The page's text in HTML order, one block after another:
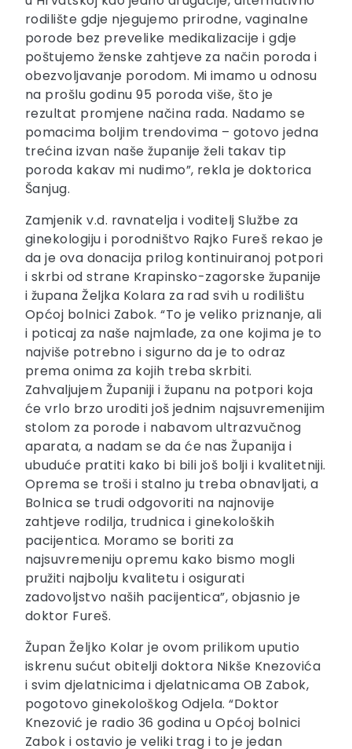
rodilište gdje njegujemo prirodne, vaginalne
porode bez prevelike medikalizacije i gdje
poštujemo ženske zahtjeve za način poroda i
obezvoljavanje porodom. Mi imamo u odnosu
na prošlu godinu 95 poroda više, što je
rezultat promjene načina rada. Nadamo se
pomacima boljim trendovima – gotovo jedna
trećina izvan naše županije želi takav tip
poroda kakav mi nudimo”, rekla je doktorica
Šanjug.
Zamjenik v.d. ravnatelja i voditelj Službe za
ginekologiju i porodništvo Rajko Fureš rekao je
da je ova donacija prilog kontinuiranoj potpori
i skrbi od strane Krapinsko-zagorske županije
i župana Željka Kolara za rad svih u rodilištu
Općoj bolnici Zabok. “To je veliko priznanje, ali
i poticaj za naše najmlađe, za one kojima je to
najviše potrebno i sigurno da je to odraz
prema onima za kojih treba skrbiti.
Zahvaljujem Županiji i županu na potpori koja
će vrlo brzo uroditi još jednim najsuvremenijim
stolom za porode i nabavom ultrazvučnog
aparata, a nadam se da će nas Županija i
ubuduće pratiti kako bi bili još bolji i kvalitetniji.
Oprema se troši i stalno ju treba obnavljati, a
Bolnica se trudi odgovoriti na najnovije
zahtjeve rodilja, trudnica i ginekoloških
pacijentica. Moramo se boriti za
najsuvremeniju opremu kako bismo mogli
pružiti najbolju kvalitetu i osigurati
zadovoljstvo naših pacijentica”, objasnio je
doktor Fureš.
Župan Željko Kolar je ovom prilikom uputio
iskrenu sućut obitelji doktora Nikše Knezovića
i svim djelatnicima i djelatnicama OB Zabok,
pogotovo ginekološkog Odjela. “Doktor
Knezović je radio 36 godina u Općoj bolnici
Zabok i ostavio je veliki trag i to je jedan